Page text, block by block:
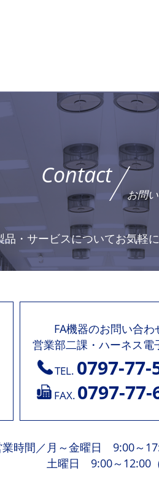
Contact
お問
品・サービスについてお気軽
FA機器のお問い合わ
営業部二課・ハーネス電
TEL. 0797-77-
FAX. 0797-77-
時間 ／ 月～金曜日 9:00～
土曜日 9:00～12:00